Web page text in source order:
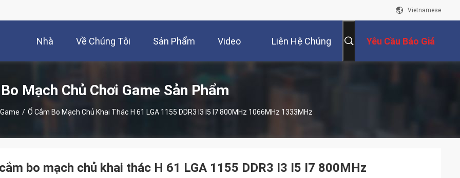
Vietnamese
Nhà Về Chúng Tôi Sản Phẩm Video Liên Hệ Chúng Yêu Cầu Báo Giá
Bo Mạch Chủ Chơi Game Sản Phẩm
/ Ổ Cắm Bo Mạch Chủ Khai Thác H 61 LGA 1155 DDR3 I3 I5 I7 800MHz 1066MHz 1333MHz
bo mạch chủ khai thác H 61 LGA 1155 DDR3 I3 I5 I7 800MHz